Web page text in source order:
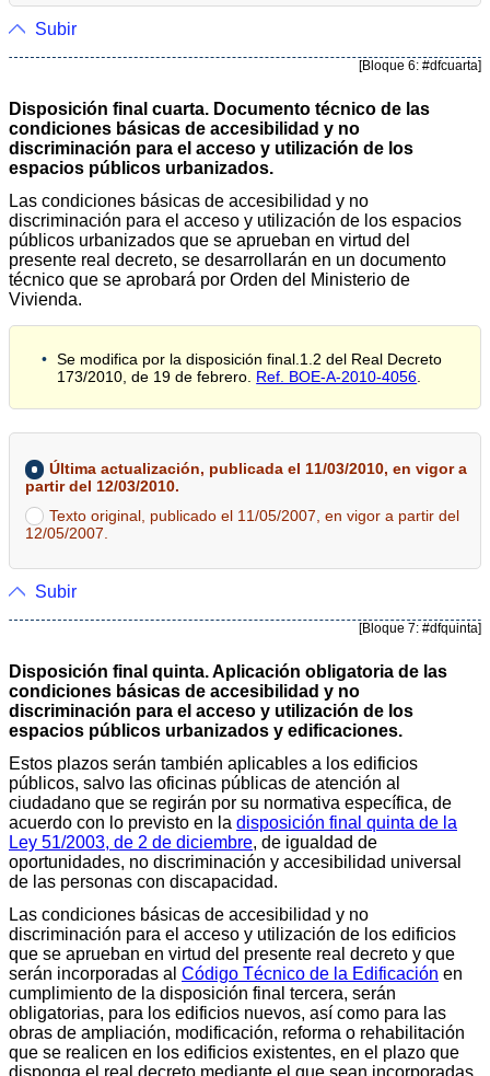
Subir
[Bloque 6: #dfcuarta]
Disposición final cuarta. Documento técnico de las
condiciones básicas de accesibilidad y no
discriminación para el acceso y utilización de los
espacios públicos urbanizados.
Las condiciones básicas de accesibilidad y no
discriminación para el acceso y utilización de los espacios
públicos urbanizados que se aprueban en virtud del
presente real decreto, se desarrollarán en un documento
técnico que se aprobará por Orden del Ministerio de
Vivienda.
Se modifica por la disposición final.1.2 del Real Decreto
173/2010, de 19 de febrero. Ref. BOE-A-2010-4056
Última actualización, publicada el 11/03/2010, en vigor a
partir del 12/03/2010.
Texto original, publicado el 11/05/2007, en vigor a partir del
12/05/2007.
Subir
[Bloque 7: #dfquinta]
Disposición final quinta. Aplicación obligatoria de las
condiciones básicas de accesibilidad y no
discriminación para el acceso y utilización de los
espacios públicos urbanizados y edificaciones.
Estos plazos serán también aplicables a los edificios
públicos, salvo las oficinas públicas de atención al
ciudadano que se regirán por su normativa específica, de
acuerdo con lo previsto en la disposición final quinta de la
Ley 51/2003, de 2 de diciembre, de igualdad de
oportunidades, no discriminación y accesibilidad universal
de las personas con discapacidad.
Las condiciones básicas de accesibilidad y no
discriminación para el acceso y utilización de los edificios
que se aprueban en virtud del presente real decreto y que
serán incorporadas al Código Técnico de la Edificación en
cumplimiento de la disposición final tercera, serán
obligatorias, para los edificios nuevos, así como para las
obras de ampliación, modificación, reforma o rehabilitación
que se realicen en los edificios existentes, en el plazo que